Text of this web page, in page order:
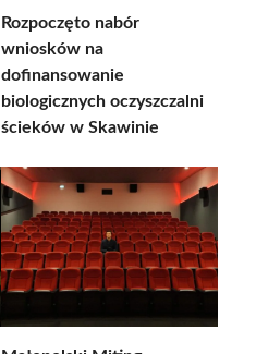
Rozpoczęto nabór
wniosków na
dofinansowanie
biologicznych oczyszczalni
ścieków w Skawinie